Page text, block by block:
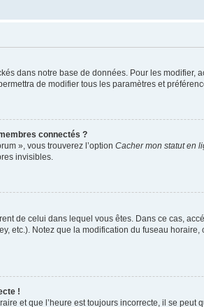
dans notre base de données. Pour les modifier,
de modifier tous les paramètres et
connectés ?
», vous trouverez l’option Cacher mon statut en
invisibles.
de celui dans lequel vous êtes. Dans ce cas,
etc.). Notez que la modification du fuseau
!
et que l’heure est toujours incorrecte, il se